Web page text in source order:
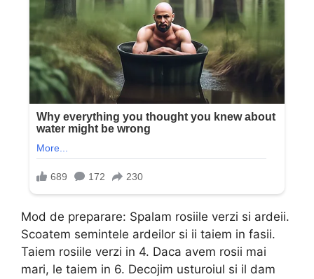
Mod de preparare: Spalam rosiile verzi si ardeii.
Scoatem semintele ardeilor si ii taiem in fasii.
Taiem rosiile verzi in 4. Daca avem rosii mai
mari, le taiem in 6. Decojim usturoiul si il dam